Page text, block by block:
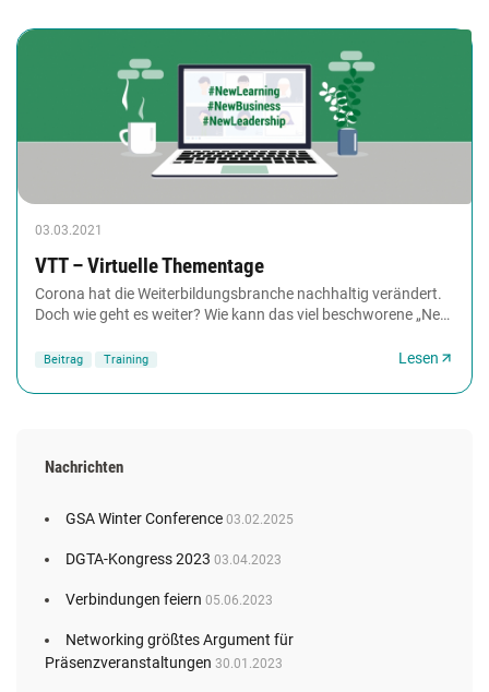
03.03.2021
VTT – Virtuelle Thementage
Corona hat die Weiterbildungsbranche nachhaltig verändert.
Doch wie geht es weiter? Wie kann das viel beschworene „New
Beitrag Training Lesen
Nachrichten
GSA Winter Conference 03.02.2025
DGTA-Kongress 2023 03.04.2023
Verbindungen feiern 05.06.2023
Networking größtes Argument für
Präsenzveranstaltungen 30.01.2023